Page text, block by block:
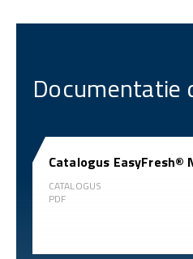
Documentatie
Catalogus EasyFresh®
CATALOGUS
PDF